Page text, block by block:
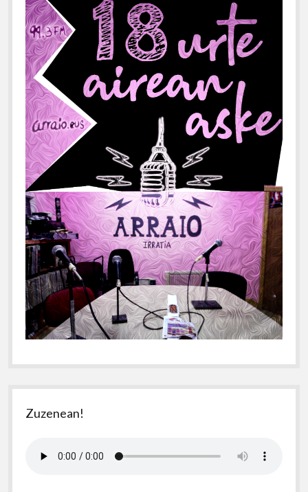
Zuzenean!